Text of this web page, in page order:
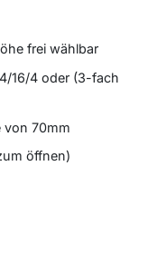
frei wählbar
16/4 oder (3-fach
von 70mm
öffnen)